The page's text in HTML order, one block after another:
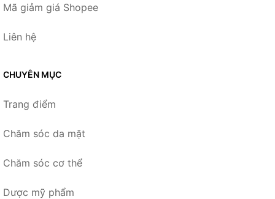
Mã giảm giá Shopee
Liên hệ
CHUYÊN MỤC
Trang điểm
Chăm sóc da mặt
Chăm sóc cơ thể
Dược mỹ phẩm